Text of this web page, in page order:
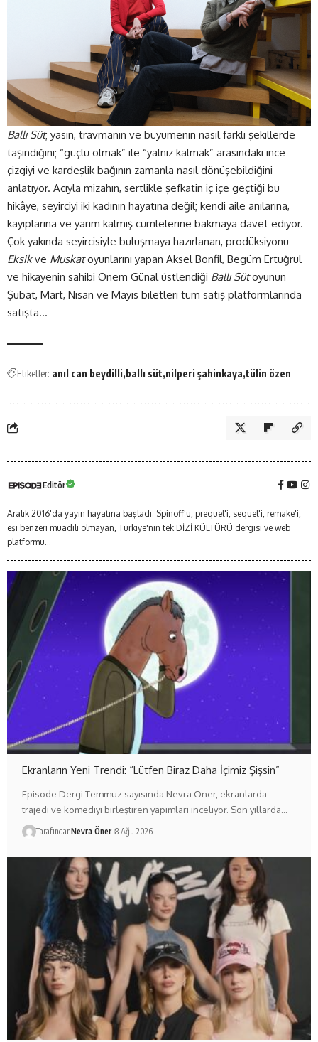
Ballı Süt; yasın, travmanın ve büyümenin nasıl farklı şekillerde
taşındığını; “güçlü olmak” ile “yalnız kalmak” arasındaki ince
çizgiyi ve kardeşlik bağının zamanla nasıl dönüşebildiğini
anlatıyor. Acıyla mizahın, sertlikle şefkatin iç içe geçtiği bu
hikâye, seyirciyi iki kadının hayatına değil; kendi aile anılarına,
kayıplarına ve yarım kalmış cümlelerine bakmaya davet ediyor.
Çok yakında seyircisiyle buluşmaya hazırlanan, prodüksiyonu
Eksikve Muskatoyunlarını yapan Aksel Bonfil, Begüm Ertuğrul
ve hikayenin sahibi Önem Günal üstlendiği Ballı Sütoyunun
Şubat, Mart, Nisan ve Mayıs biletleri tüm satış platformlarında
satışta…
Etiketler: anıl can beydilli ballı süt nilperi şahinkaya tülin özen
Editör
Aralık 2016'da yayın hayatına başladı. Spinoff'u, prequel'i, sequel'i, remake'i,
eşi benzeri muadili olmayan, Türkiye'nin tek DİZİ KÜLTÜRÜ dergisi ve web
platformu...
Ekranların Yeni Trendi: “Lütfen Biraz Daha İçimiz Şişsin”
Episode Dergi Temmuz sayısında Nevra Öner, ekranlarda
trajedi ve komediyi birleştiren yapımları inceliyor. Son yıllarda…
TarafındanNevra Öner 8 Ağu 2026